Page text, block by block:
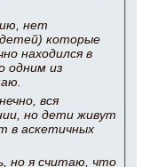
нет
которые
находился в
одним из
вся
но дети живут
в аскетичных
но я считаю, что